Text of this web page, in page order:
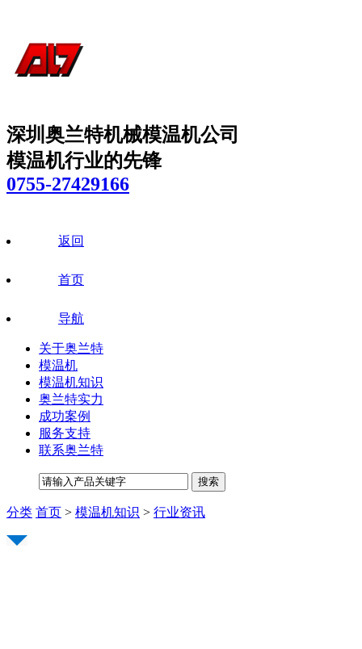
深圳奥兰特机械模温机公司
模温机行业的先锋
0755-27429166
返回
首页
导航
关于奥兰特
模温机
模温机知识
奥兰特实力
成功案例
服务支持
联系奥兰特
分类 首页 > 模温机知识 > 行业资讯